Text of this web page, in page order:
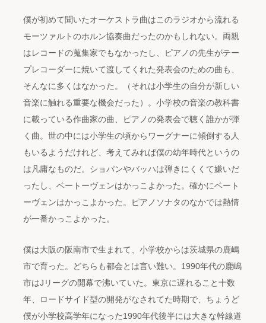
僕が初めて聞いたオーケストラ曲はこのラジオから流れる
モーツァルトのホルン協奏曲だったのかもしれない。両親
はレコードの蒐集家でもなかったし、ピアノの先生がテー
プレコーダーに焼いて渡してくれた発表会のための曲も、
そんなに多くはなかった。（それは小学生の自分が新しい
音楽に触れる重要な機会だった）。小学校の音楽の教科書
に載っている作曲家の曲、ピアノの発表会で聴く誰かが弾
く曲。世の中には小学生の頃からワーグナーに傾倒する人
もいるようだけれど、考えてみれば僕の幼年時代というの
は凡庸なものだ。ショパンやバッハは弾きにくくて嫌いだ
ったし、ベートーヴェンはかっこよかった。確かにベート
ーヴェンはかっこよかった。ピアノソナタのなかでは熱情
が一番かっこよかった。
僕は大阪の阪南市で生まれて、小学校からは茨城県の鹿嶋
市で育った。どちらも都会とは言い難い。1990年代の鹿嶋
市はJリーグの開幕で沸いていた。東京に遅れること十数
年、ロードサイド型の開発がなされてた時期で、ちょうど
僕が小学校高学年になった1990年代後半には大きな幹線道